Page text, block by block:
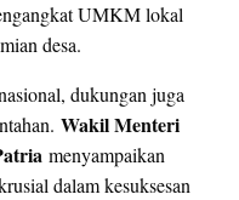
UMKM lokal
desa.
dukungan juga
Wakil Menteri
menyampaikan
dalam kesuksesan